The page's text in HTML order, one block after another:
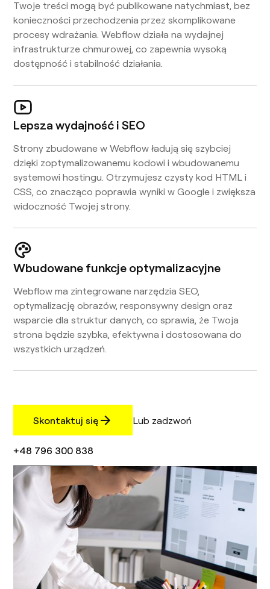
Twoje treści mogą być publikowane natychmiast, bez
konieczności przechodzenia przez skomplikowane
procesy wdrażania. Webflow działa na wydajnej
infrastrukturze chmurowej, co zapewnia wysoką
dostępność i stabilność działania.
Lepsza wydajność i SEO
Strony zbudowane w Webflow ładują się szybciej
dzięki zoptymalizowanemu kodowi i wbudowanemu
systemowi hostingu. Otrzymujesz czysty kod HTML i
CSS, co znacząco poprawia wyniki w Google i zwiększa
widoczność Twojej strony.
Wbudowane funkcje optymalizacyjne
Webflow ma zintegrowane narzędzia SEO,
optymalizację obrazów, responsywny design oraz
wsparcie dla struktur danych, co sprawia, że Twoja
strona będzie szybka, efektywna i dostosowana do
wszystkich urządzeń.
Skontaktuj się Lub zadzwoń
+48 796 300 838